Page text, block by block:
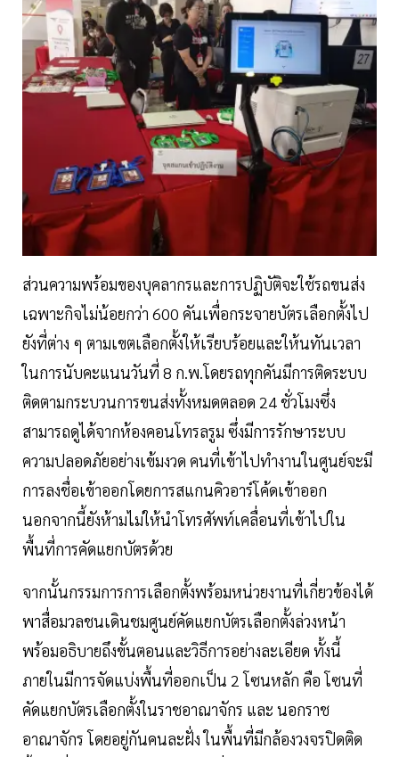
ส่วนความพร้อมของบุคลากรและการปฏิบัติจะใช้รถขนส่ง
เฉพาะกิจไม่น้อยกว่า 600 คันเพื่อกระจายบัตรเลือกตั้งไป
ยังที่ต่าง ๆ ตามเขตเลือกตั้งให้เรียบร้อยและให้นทันเวลา
ในการนับคะแนนวันที่ 8 ก.พ.โดยรถทุกคันมีการติดระบบ
ติดตามกระบวนการขนส่งทั้งหมดตลอด 24 ชั่วโมงซึ่ง
สามารถดูได้จากห้องคอนโทรลรูม ซึ่งมีการรักษาระบบ
ความปลอดภัยอย่างเข้มงวด คนที่เข้าไปทำงานในศูนย์จะมี
การลงชื่อเข้าออกโดยการสแกนคิวอาร์โค้ดเข้าออก
นอกจากนี้ยังห้ามไม่ให้นำโทรศัพท์เคลื่อนที่เข้าไปใน
พื้นที่การคัดแยกบัตรด้วย
จากนั้นกรรมการการเลือกตั้งพร้อมหน่วยงานที่เกี่ยวข้องได้
พาสื่อมวลชนเดินชมศูนย์คัดแยกบัตรเลือกตั้งล่วงหน้า
พร้อมอธิบายถึงขั้นตอนและวิธีการอย่างละเอียด ทั้งนี้
ภายในมีการจัดแบ่งพื้นที่ออกเป็น 2 โซนหลัก คือ โซนที่
คัดแยกบัตรเลือกตั้งในราชอาณาจักร และ นอกราช
อาณาจักร โดยอยู่กันคนละฝั่ง ในพื้นที่มีกล้องวงจรปิดติด